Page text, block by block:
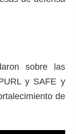
sobre las
y SAFE y
de